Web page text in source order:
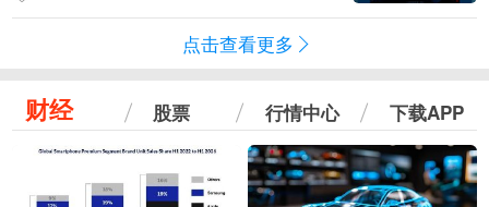
点击查看更多
财经 股票 行情中心 下载APP